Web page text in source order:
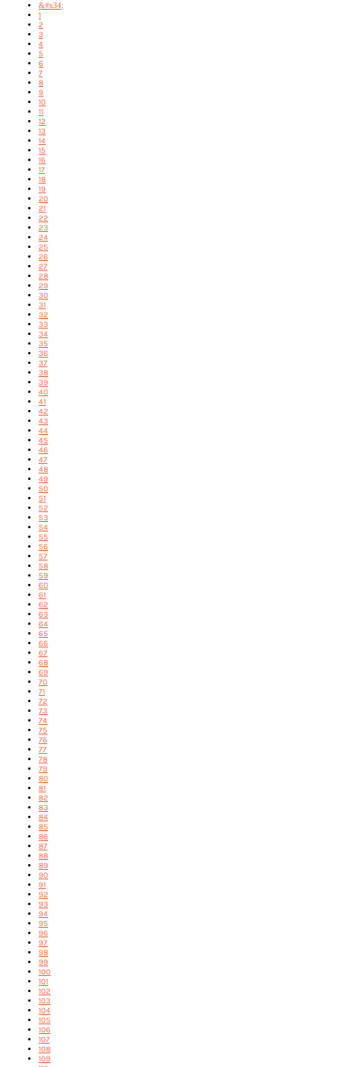
&#x34;
1
2
3
4
5
6
7
8
9
10
11
12
13
14
15
16
17
18
19
20
21
22
23
24
25
26
27
28
29
30
31
32
33
34
35
36
37
38
39
40
41
42
43
44
45
46
47
48
49
50
51
52
53
54
55
56
57
58
59
60
61
62
63
64
65
66
67
68
69
70
71
72
73
74
75
76
77
78
79
80
81
82
83
84
85
86
87
88
89
90
91
92
93
94
95
96
97
98
99
100
101
102
103
104
105
106
107
108
109